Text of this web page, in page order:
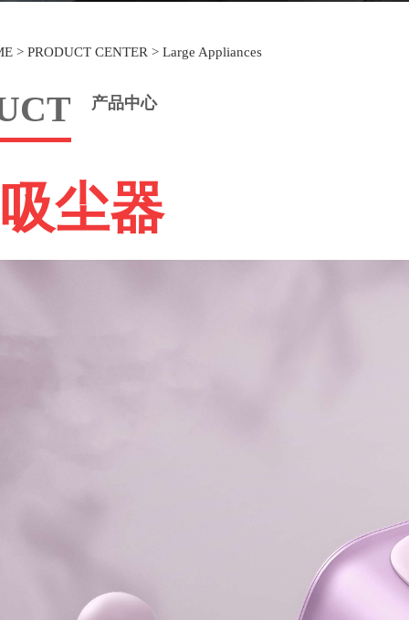
产品中心
尘器
> PRODUCT CENTER > Large Appliances